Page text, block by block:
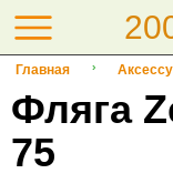
Главная
Фляга
75